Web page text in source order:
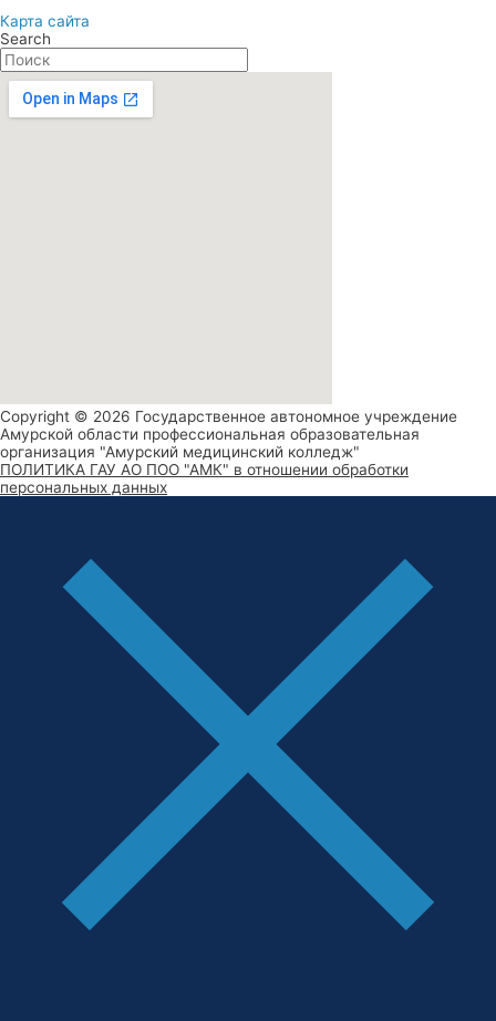
Карта сайта
Search
Copyright © 2026 Государственное автономное учреждение
Амурской области профессиональная образовательная
организация "Амурский медицинский колледж"
ПОЛИТИКА ГАУ АО ПОО "АМК" в отношении обработки
персональных данных